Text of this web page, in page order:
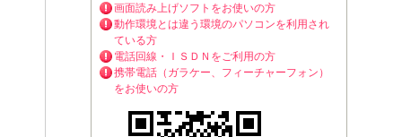
画面読み上げソフトをお使いの方
動作環境とは違う環境のパソコンを利用され
ている方
電話回線・ＩＳＤＮをご利用の方
携帯電話（ガラケー、フィーチャーフォン）
をお使いの方